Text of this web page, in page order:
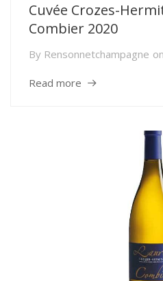
Cuvée Crozes-
Combier 2020
By Rensonnetchampagne on
Read more